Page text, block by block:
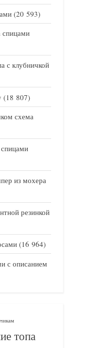
(20 593)
спицами
с клубничкой
(18 807)
схема
спицами
из мохера
резинкой
(16 964)
с описанием
топа